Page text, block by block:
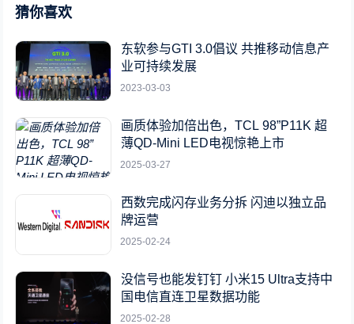
猜你喜欢
东软参与GTI 3.0倡议 共推移动信息产
业可持续发展
2023-03-03
画质体验加倍出色，TCL 98”P11K 超
薄QD-Mini LED电视惊艳上市
2025-03-27
西数完成闪存业务分拆 闪迪以独立品
牌运营
2025-02-24
没信号也能发钉钉 小米15 Ultra支持中
国电信直连卫星数据功能
2025-02-28